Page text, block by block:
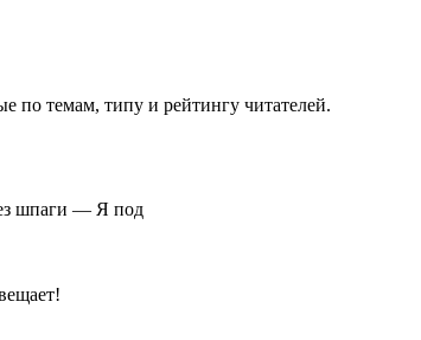
по темам, типу и рейтингу читателей.
шпаги — Я под